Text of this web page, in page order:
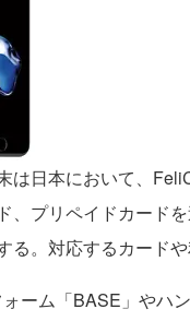
は日本において、
、プリペイドカード
る。対応するカード
ーム「BASE」やハ